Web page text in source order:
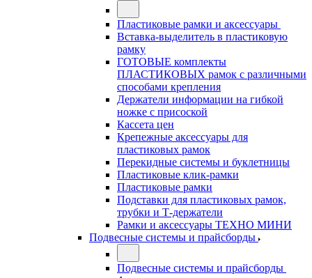
Пластиковые рамки и аксессуары
Вставка-выделитель в пластиковую
рамку
ГОТОВЫЕ комплекты
ПЛАСТИКОВЫХ рамок с различными
способами крепления
Держатели информации на гибкой
ножке с присоской
Кассета цен
Крепежные аксессуары для
пластиковых рамок
Перекидные системы и буклетницы
Пластиковые клик-рамки
Пластиковые рамки
Подставки для пластиковых рамок,
трубки и Т-держатели
Рамки и аксессуары ТЕХНО МИНИ
Подвесные системы и прайсборды
Подвесные системы и прайсборды